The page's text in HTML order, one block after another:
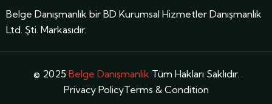
Belge Danışmanlık bir BD Kurumsal Hizmetler Danışmanlık
Ltd. Şti. Markasıdır.
© 2025 Belge Danışmanlık Tüm Hakları Saklıdır.
Privacy PolicyTerms & Condition